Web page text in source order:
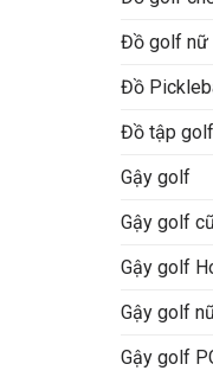
Đồ golf nữ
Đồ
Đồ tập
Gậy golf
Gậy golf cũ
Gậy golf
Gậy golf
Gậy golf